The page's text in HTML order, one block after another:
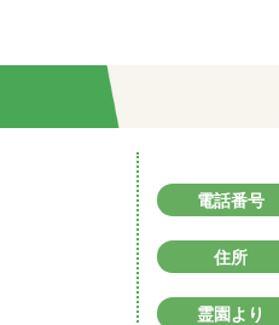
電話番号
住所
霊園より